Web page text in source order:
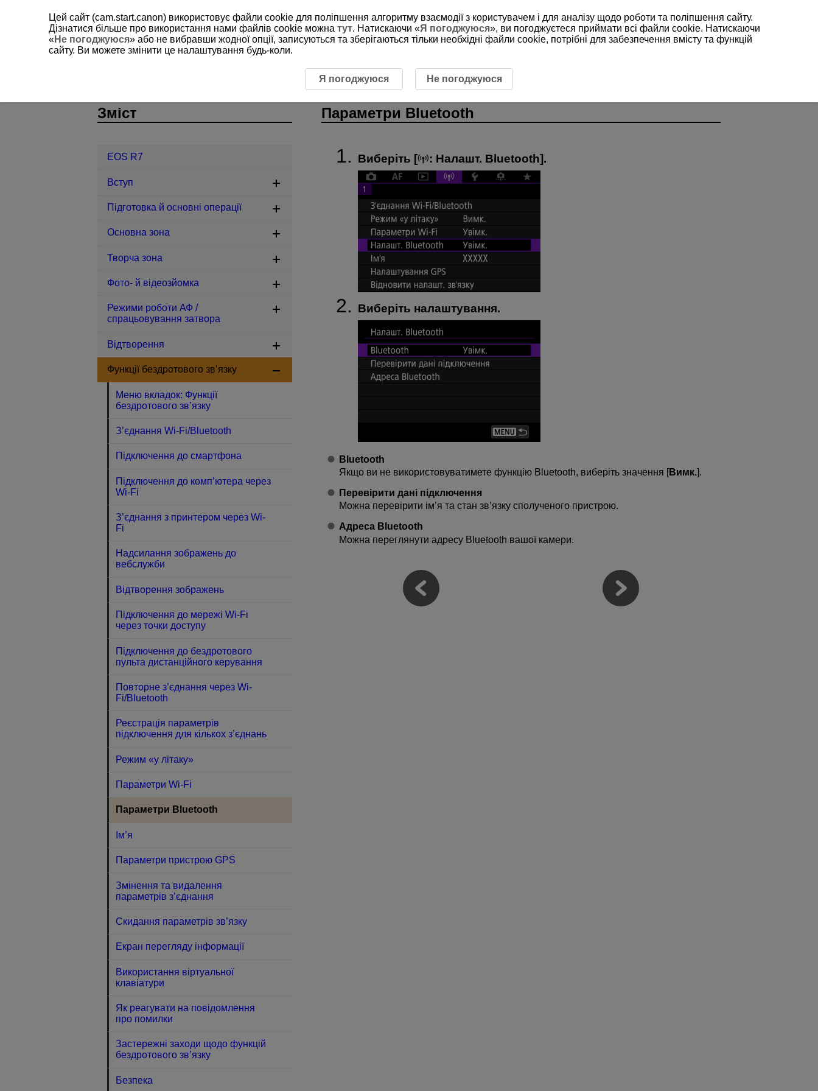
Функції бездротового зв’язку
Параметри Bluetooth
Виберіть [ : Налашт. Bluetooth].
Виберіть налаштування.
Bluetooth
Якщо ви не використовуватимете функцію Bluetooth, виберіть значення [Вимк.].
Перевірити дані підключення
Можна перевірити ім’я та стан зв’язку сполученого пристрою.
Адреса Bluetooth
Можна переглянути адресу Bluetooth вашої камери.
Зміст
EOS R7
Вступ
Підготовка й основні операції
Основна зона
Творча зона
Фото- й відеозйомка
Режими роботи АФ /
спрацьовування затвора
Відтворення
Функції бездротового зв’язку
Меню вкладок: Функції
бездротового зв’язку
З’єднання Wi-Fi/Bluetooth
Підключення до смартфона
Підключення до комп’ютера через
Wi-Fi
З’єднання з принтером через Wi-
Fi
Надсилання зображень до
вебслужби
Відтворення зображень
Підключення до мережі Wi-Fi
через точки доступу
Підключення до бездротового
пульта дистанційного керування
Повторне з’єднання через Wi-
Fi/Bluetooth
Реєстрація параметрів
підключення для кількох з’єднань
Режим «у літаку»
Параметри Wi-Fi
Параметри Bluetooth
Ім’я
Параметри пристрою GPS
Змінення та видалення
параметрів з’єднання
Скидання параметрів зв’язку
Екран перегляду інформації
Використання віртуальної
клавіатури
Як реагувати на повідомлення
про помилки
Застережні заходи щодо функцій
бездротового зв’язку
Безпека
Цей сайт (cam.start.canon) використовує файли cookie для поліпшення алгоритму взаємодії з користувачем і для аналізу щодо роботи та поліпшення сайту.
Дізнатися більше про використання нами файлів cookie можна тут. Натискаючи «Я погоджуюся», ви погоджуєтеся приймати всі файли cookie. Натискаючи
«Не погоджуюся» або не вибравши жодної опції, записуються та зберігаються тільки необхідні файли cookie, потрібні для забезпечення вмісту та функцій
сайту. Ви можете змінити це налаштування будь-коли.
Я погоджуюся Не погоджуюся